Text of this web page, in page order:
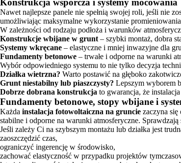
Konstrukcja wsporcza i systemy mocowania
Nawet najlepsze panele nie spełnią swojej roli, jeśli nie
umożliwiając maksymalne wykorzystanie promieniowania
W zależności od rodzaju podłoża i warunków
Konstrukcje wbijane w grunt – szybki montaż, dobra
Systemy wkręcane – elastyczne i mniej inwazyjne dla
Fundamenty betonowe – trwałe i odporne na warunki
Wybór odpowiedniego systemu to nie tylko decyzja
Działka wietrzna? Warto postawić na głęboko
Grunt niestabilny lub piaszczysty? Lepszym wyborem
Dobrze dobrana konstrukcja to gwarancja, że
Fundamenty betonowe, stopy wbijane i
Każda instalacja fotowoltaiczna na gruncie zaczyna się
stabilne i odporne na warunki atmosferyczne.
Jeśli zależy Ci na szybszym montażu lub działka jest
zaoszczędzić czas,
ograniczyć ingerencję w środowisko,
zachować elastyczność w przypadku projektów